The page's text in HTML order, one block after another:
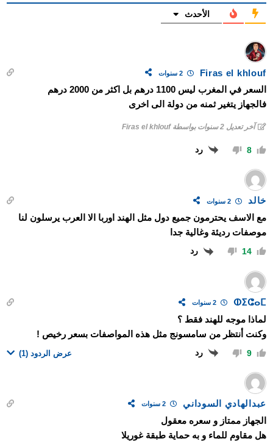
الأحدث
Firas el khlouf 2 سنوات
السعر في المغرب ليس 1100 درهم بل اكثر من 2000 درهم
فالجهاز يتغير ثمنه من دولة الى اخرى
آخر تعديل 2 سنوات بواسطة Firas el khlouf
8 رد
خالد
مع الاسف يحترمون جميع دول مثل الهند اوربا الا العرب يرسلون لنا
موصفات رديئة وغالية جدا
14 رد
ⵀⵉⵛⴰⵎ 2 سنوات
لماذا موجه للهند فقط ؟
وكنت أنتظر من سامسونج مثل هذه المواصفات بسعر رخيص !
9 رد عرض الردود (1)
عبدالهادي السوداني
الجهاز ممتاز و سعره معقول
هل مقاوم للماء و به حماية طبقة غوريلا